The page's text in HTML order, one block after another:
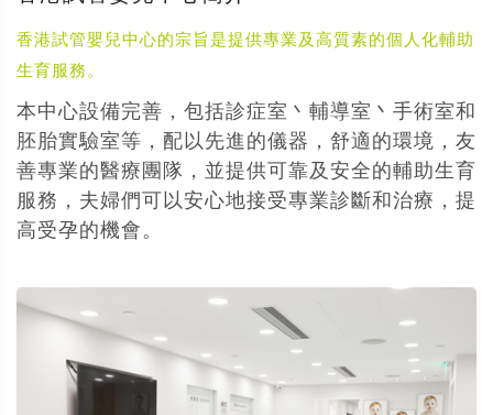
香港試管嬰兒中心的宗旨是提供專業及高質素的個人化輔助
生育服務。
本中心設備完善，包括診症室丶輔導室丶手術室和
胚胎實驗室等，配以先進的儀器，舒適的環境，友
善專業的醫療團隊，並提供可靠及安全的輔助生育
服務，夫婦們可以安心地接受專業診斷和治療，提
高受孕的機會。